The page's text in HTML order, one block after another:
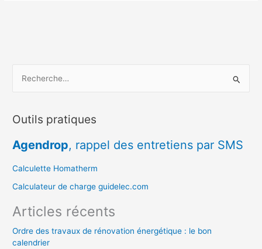
h
r
c
h
r
:
Outils pratiques
Agendrop, rappel des entretiens par SMS
Calculette Homatherm
Calculateur de charge guidelec.com
Articles récents
Ordre des travaux de rénovation énergétique : le bon
calendrier